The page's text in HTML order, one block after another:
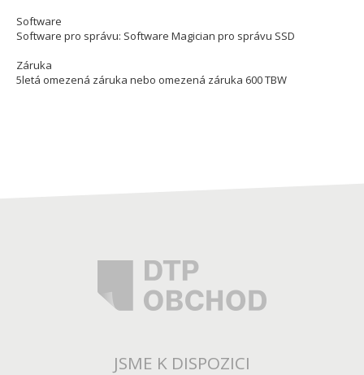
Software
Software pro správu: Software Magician pro správu SSD
Záruka
5letá omezená záruka nebo omezená záruka 600 TBW
JSME K DISPOZICI